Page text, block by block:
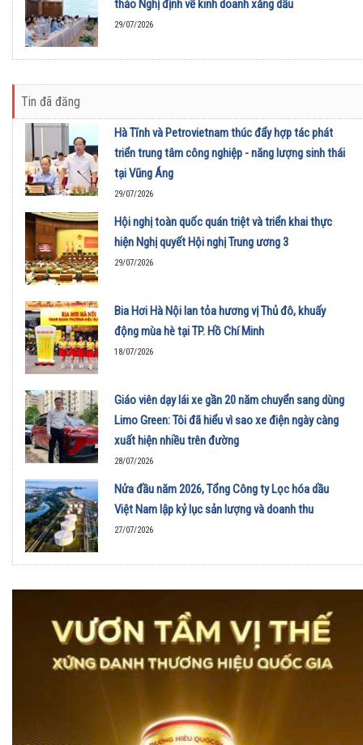
thảo Nghị định về kinh doanh xăng dầu
29/07/2026
Tin đã đăng
Hà Tĩnh và Petrovietnam thúc đẩy hợp tác phát
triển trung tâm công nghiệp - năng lượng sinh thái
tại Vũng Áng
29/07/2026
Hội nghị toàn quốc quán triệt và triển khai thực
hiện Nghị quyết Hội nghị Trung ương 3
29/07/2026
Bia Hơi Hà Nội lan tỏa hương vị Thủ đô, khuấy
động mùa hè tại TP. Hồ Chí Minh
18/07/2026
Giáo viên dạy lái xe gần 20 năm chuyển sang dùng
Limo Green: Tôi đã hiểu vì sao xe điện ngày càng
xuất hiện nhiều trên đường
28/07/2026
Nửa đầu năm 2026, Tổng Công ty Lọc hóa dầu
Việt Nam lập kỷ lục sản lượng và doanh thu
27/07/2026